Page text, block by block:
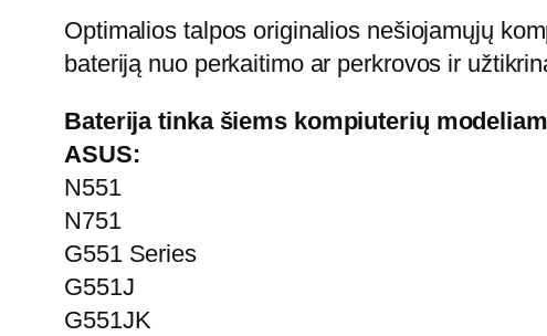
Optimalios talpos originalios nešiojamųjų
bateriją nuo perkaitimo ar perkrovos ir
Baterija tinka šiems kompiuterių
ASUS:
N551
N751
G551 Series
G551J
G551JK